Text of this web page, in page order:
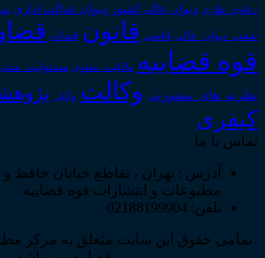
دعاوی_طاری دیوان عالی کشور دیوان عدالت اداری
شعب_دیوان_عالی قاضی قانون قضات
قوه قضاییه مالکیت_معنوی
نظریه_های_مشورتی وکالت وکیل
کیفری
تماس با ما
آدرس : تهران ، تقاطع خیابان حافظ
مطبوعات و انتشارات قوه قضاییه
تلفن: 02188199904
تمامی حقوق این سایت متعلق به مرکز